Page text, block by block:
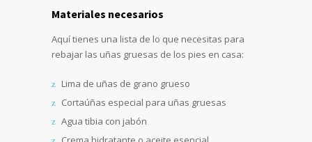
Materiales necesarios
Aquí tienes una lista de lo que necesitas para
rebajar las uñas gruesas de los pies en casa:
Lima de uñas de grano grueso
Cortaúñas especial para uñas gruesas
Agua tibia con jabón